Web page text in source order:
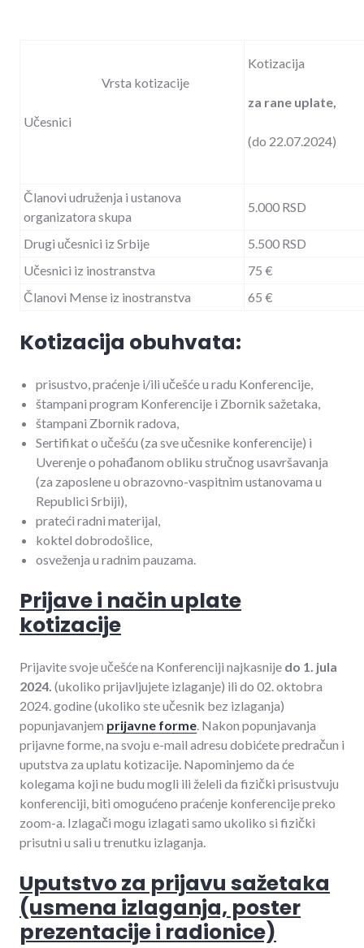
Vrsta kotizacije
Učesnici
Kotizacija
za rane uplate,
(do 22.07.2024)
Članovi udruženja i ustanova
organizatora skupa
5.000 RSD
Drugi učesnici iz Srbije
5.500 RSD
Učesnici iz inostranstva
75 €
Članovi Mense iz inostranstva
65 €
Kotizacija obuhvata:
prisustvo, praćenje i/ili učešće u radu Konferencije,
štampani program Konferencije i Zbornik sažetaka,
štampani Zbornik radova,
Sertifikat o učešću (za sve učesnike konferencije) i
Uverenje o pohađanom obliku stručnog usavršavanja
(za zaposlene u obrazovno-vaspitnim ustanovama u
Republici Srbiji),
prateći radni materijal,
koktel dobrodošlice,
osveženja u radnim pauzama.
Prijave i način uplate
kotizacije
Prijavite svoje učešće na Konferenciji najkasnije do 1. jula
2024. (ukoliko prijavljujete izlaganje) ili do 02. oktobra
2024. godine (ukoliko ste učesnik bez izlaganja)
popunjavanjem prijavne forme. Nakon popunjavanja
prijavne forme, na svoju e-mail adresu dobićete predračun i
uputstva za uplatu kotizacije. Napominjemo da će
kolegama koji ne budu mogli ili želeli da fizički prisustvuju
konferenciji, biti omogućeno praćenje konferencije preko
zoom-a. Izlagači mogu izlagati samo ukoliko si fizički
prisutni u sali u trenutku izlaganja.
Uputstvo za prijavu sažetaka
(usmena izlaganja, poster
prezentacije i radionice)